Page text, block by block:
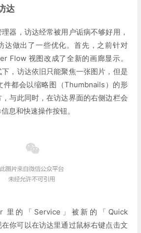
达
器，访达经常被用户诟病不够好用，
达做出了一些优化。首先，之前针对
Flow 视图改成了全新的画廊显示。
，访达依旧只能聚焦一张图片，但是
件都会以缩略图（Thumbnails）的形
与此同时，在访达界面的右侧边栏会
息和快速操作按钮。
里的「Service」被新的「Quick
你可以在访达里通过鼠标右键点击文